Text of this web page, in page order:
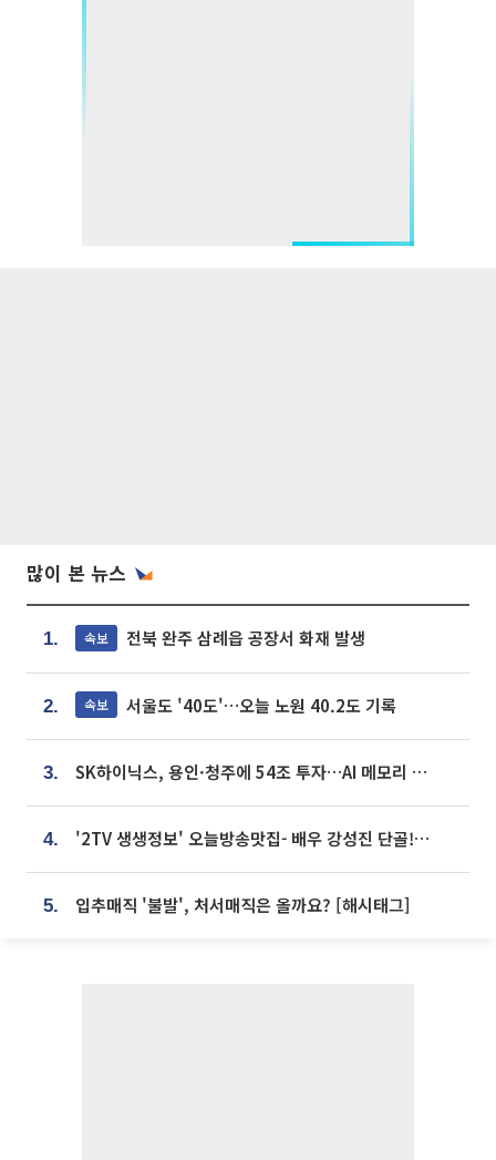
많이 본 뉴스
1. 속보 전북 완주 삼례읍 공장서 화재 발생
2. 속보 서울도 '40도'…오늘 노원 40.2도 기록
3. SK하이닉스, 용인·청주에 54조 투자…AI 메모리 생산기지 키운다
4. '2TV 생생정보' 오늘방송맛집- 배우 강성진 단골! 쌀국수ㆍ푸팟퐁 커리 맛집 '블○○○'
5. 입추매직 '불발', 처서매직은 올까요? [해시태그]